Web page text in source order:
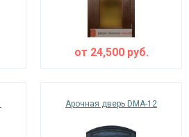
от 24,500руб.
Арочная дверь DMA-12